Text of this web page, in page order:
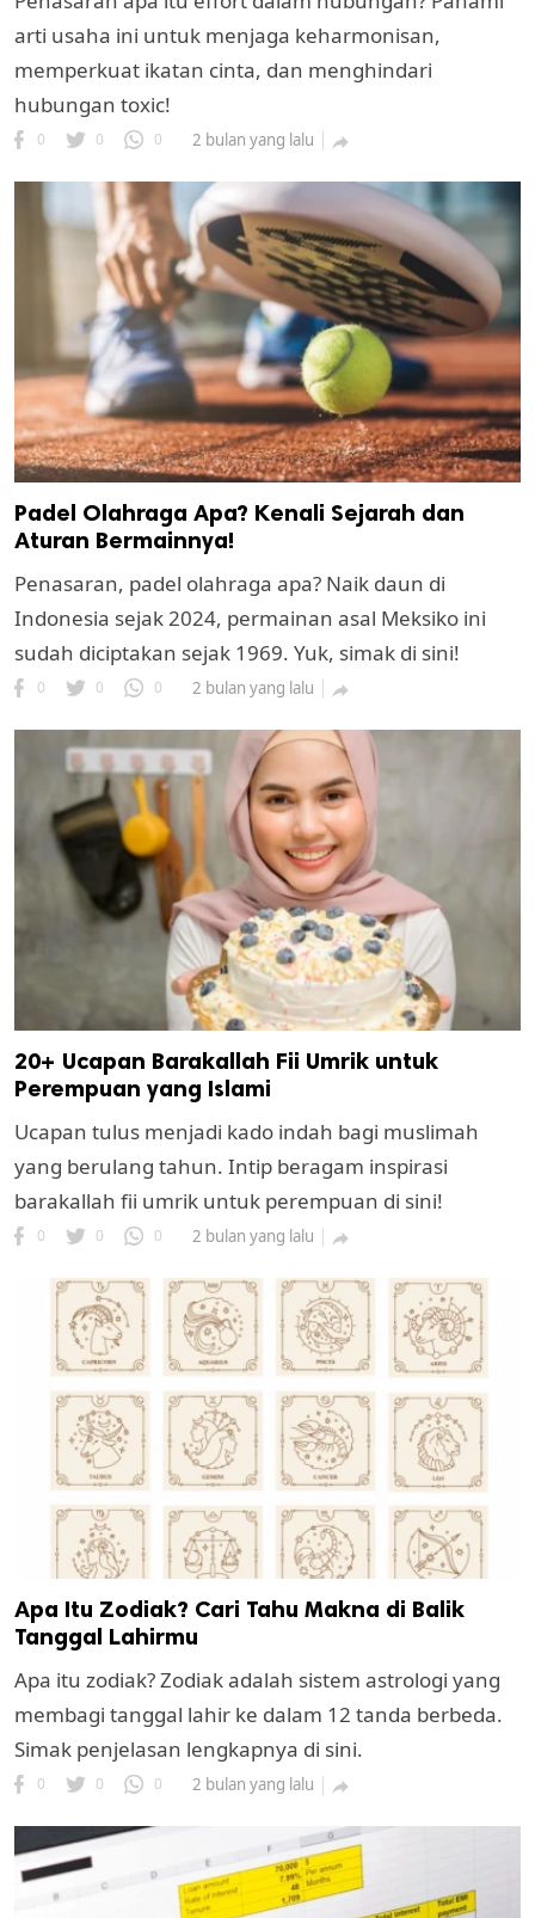
arti usaha ini untuk menjaga keharmonisan,
memperkuat ikatan cinta, dan menghindari
hubungan toxic!
0 0 0 2 bulan yang lalu 
Padel Olahraga Apa? Kenali Sejarah dan
Aturan Bermainnya!
Penasaran, padel olahraga apa? Naik daun di
Indonesia sejak 2024, permainan asal Meksiko ini
sudah diciptakan sejak 1969. Yuk, simak di sini!
0 0 0 2 bulan yang lalu 
20+ Ucapan Barakallah Fii Umrik untuk
Perempuan yang Islami
Ucapan tulus menjadi kado indah bagi muslimah
yang berulang tahun. Intip beragam inspirasi
barakallah fii umrik untuk perempuan di sini!
0 0 0 2 bulan yang lalu 
Apa Itu Zodiak? Cari Tahu Makna di Balik
Tanggal Lahirmu
Apa itu zodiak? Zodiak adalah sistem astrologi yang
membagi tanggal lahir ke dalam 12 tanda berbeda.
Simak penjelasan lengkapnya di sini.
0 0 0 2 bulan yang lalu 